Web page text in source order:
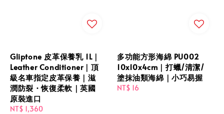
Gliptone 皮革保養乳 1L｜
Leather Conditioner｜頂
級名車指定皮革保養｜滋
潤防裂・恢復柔軟｜英國
原裝進口
Regular
NT$ 1,360
多功能方形海綿 PU002
10x10x4cm｜打蠟/清潔/
塗抹油類海綿｜小巧易握
Regular
NT$ 16